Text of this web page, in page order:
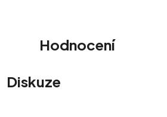
Hodnocení
Diskuze